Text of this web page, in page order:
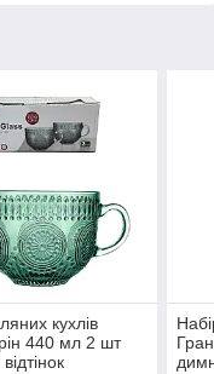
кухлів
440 мл 2 шт